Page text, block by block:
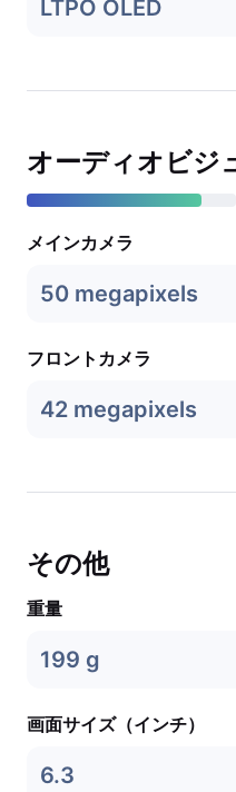
LTPO OLED
オーディオビジ
メインカメラ
50 megapixels
フロントカメラ
42 megapixels
その他
重量
199 g
画面サイズ（インチ）
6.3